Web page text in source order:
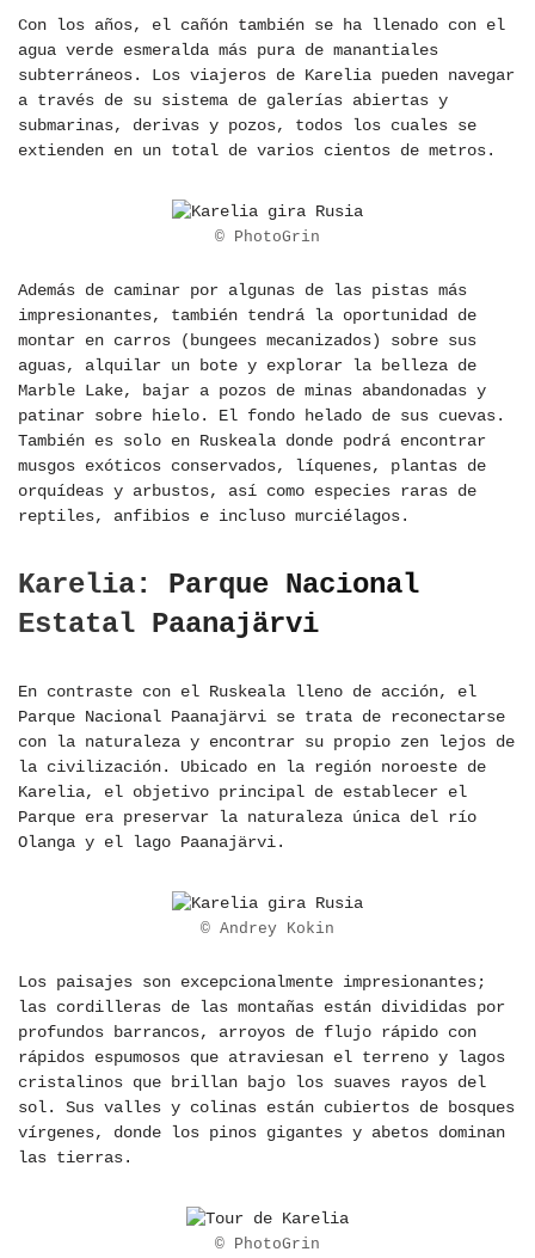
Con los años, el cañón también se ha llenado con el
agua verde esmeralda más pura de manantiales
subterráneos. Los viajeros de Karelia pueden navegar
a través de su sistema de galerías abiertas y
submarinas, derivas y pozos, todos los cuales se
extienden en un total de varios cientos de metros.
© PhotoGrin
Además de caminar por algunas de las pistas más
impresionantes, también tendrá la oportunidad de
montar en carros (bungees mecanizados) sobre sus
aguas, alquilar un bote y explorar la belleza de
Marble Lake, bajar a pozos de minas abandonadas y
patinar sobre hielo. El fondo helado de sus cuevas.
También es solo en Ruskeala donde podrá encontrar
musgos exóticos conservados, líquenes, plantas de
orquídeas y arbustos, así como especies raras de
reptiles, anfibios e incluso murciélagos.
Karelia: Parque Nacional
Estatal Paanajärvi
En contraste con el Ruskeala lleno de acción, el
Parque Nacional Paanajärvi se trata de reconectarse
con la naturaleza y encontrar su propio zen lejos de
la civilización. Ubicado en la región noroeste de
Karelia, el objetivo principal de establecer el
Parque era preservar la naturaleza única del río
Olanga y el lago Paanajärvi.
© Andrey Kokin
Los paisajes son excepcionalmente impresionantes;
las cordilleras de las montañas están divididas por
profundos barrancos, arroyos de flujo rápido con
rápidos espumosos que atraviesan el terreno y lagos
cristalinos que brillan bajo los suaves rayos del
sol. Sus valles y colinas están cubiertos de bosques
vírgenes, donde los pinos gigantes y abetos dominan
las tierras.
© PhotoGrin